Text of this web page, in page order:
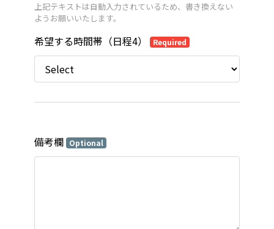
上記テキストは自動入力されているため、書き換えない
ようお願いいたします。
希望する時間帯（日程4） Required
備考欄 Optional